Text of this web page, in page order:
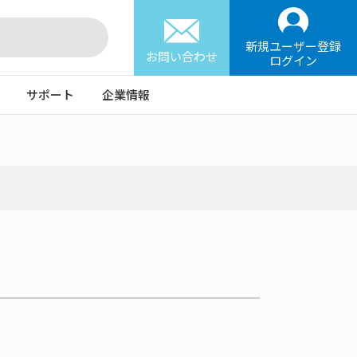
お問い合わせ
新規ユーザー登録
ログイン
サポート 企業情報